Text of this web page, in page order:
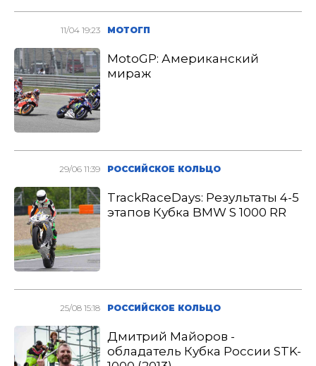
11/04 19:23 МОТОГП
MotoGP: Американский
мираж
29/06 11:39 РОССИЙСКОЕ КОЛЬЦО
TrackRaceDays: Результаты 4-5
этапов Кубка BMW S 1000 RR
25/08 15:18 РОССИЙСКОЕ КОЛЬЦО
Дмитрий Майоров -
обладатель Кубка России STK-